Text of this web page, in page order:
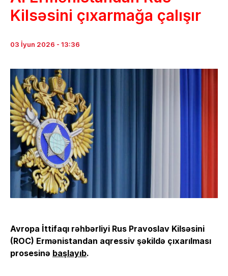
Kilsəsini çıxarmağa çalışır
03 İyun 2026 - 13:36
Avropa İttifaqı rəhbərliyi Rus Pravoslav Kilsəsini
(ROC) Ermənistandan aqressiv şəkildə çıxarılması
prosesinə başlayıb.